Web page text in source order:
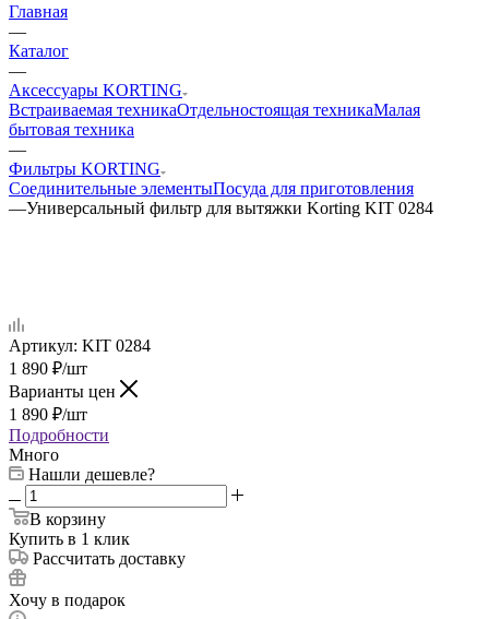
Главная
—
Каталог
—
Аксессуары KORTING
Встраиваемая техникаОтдельностоящая техникаМалая
бытовая техника
—
Фильтры KORTING
Соединительные элементыПосуда для приготовления
—Универсальный фильтр для вытяжки Korting KIT 0284
Артикул: KIT 0284
1 890 ₽/шт
Варианты цен
1 890 ₽/шт
Подробности
Много
Нашли дешевле?
В корзину
Купить в 1 клик
Рассчитать доставку
Хочу в подарок